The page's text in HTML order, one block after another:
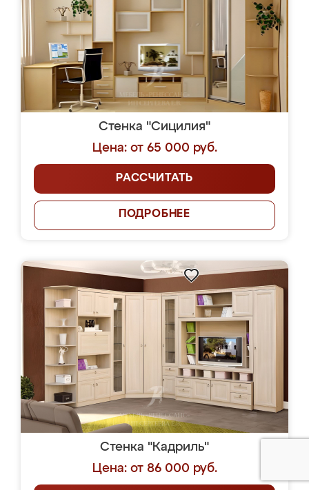
Стенка "Сицилия"
Цена: от 65 000 руб.
РАССЧИТАТЬ
ПОДРОБНЕЕ
Стенка "Кадриль"
Цена: от 86 000 руб.